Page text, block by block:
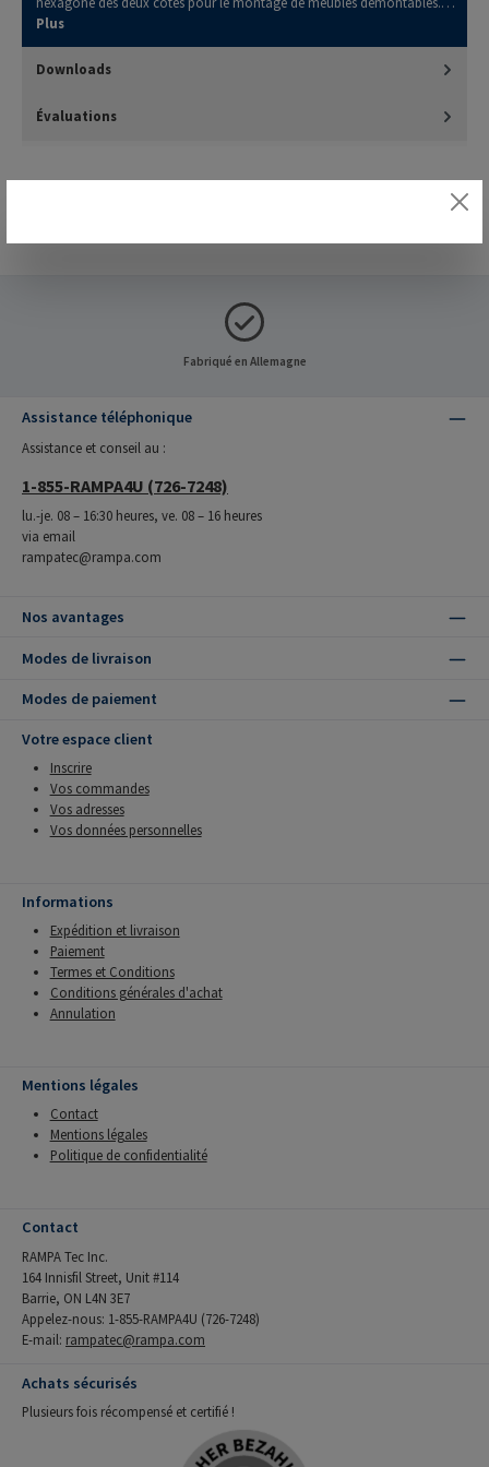
Plus
Downloads
Évaluations
Fabriqué en Allemagne
Assistance téléphonique
Assistance et conseil au :
1-855-RAMPA4U (726-7248)
lu.-je. 08 – 16:30 heures, ve. 08 – 16 heures
via email
rampatec@rampa.com
Nos avantages
Modes de livraison
Modes de paiement
Votre espace client
Inscrire
Vos commandes
Vos adresses
Vos données personnelles
Informations
Expédition et livraison
Paiement
Termes et Conditions
Conditions générales d'achat
Annulation
Mentions légales
Contact
Mentions légales
Politique de confidentialité
Contact
RAMPA Tec Inc.
164 Innisfil Street, Unit #114
Barrie, ON L4N 3E7
Appelez-nous: 1-855-RAMPA4U (726-7248)
E-mail: rampatec@rampa.com
Achats sécurisés
Plusieurs fois récompensé et certifié !